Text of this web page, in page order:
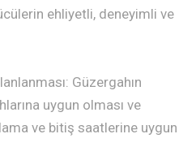
ehliyetli, deneyimli ve
Güzergahın
uygun olması ve
ve bitiş saatlerine uygun